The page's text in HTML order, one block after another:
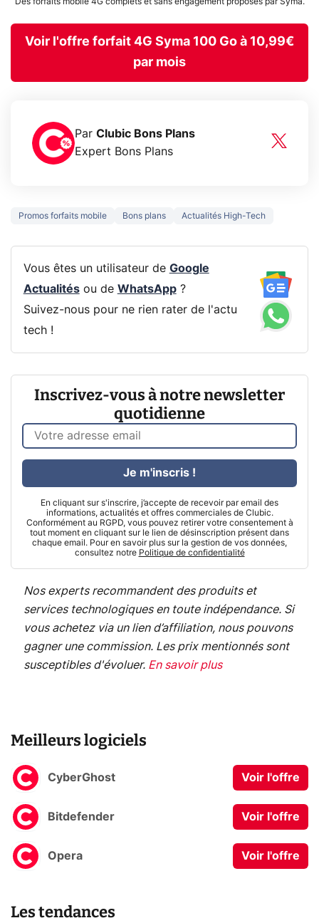
Voir l'offre forfait 4G Syma 100 Go à 10,99€
par mois
Par Clubic Bons Plans
Expert Bons Plans
Promos forfaits mobile Bons plans Actualités High-Tech
Vous êtes un utilisateur de Google
Actualitésou de WhatsApp?
Suivez-nous pour ne rien rater de l'actu
tech !
Inscrivez-vous à notre newsletter
quotidienne
En cliquant sur s'inscrire, j’accepte de recevoir par email des
informations, actualités et offres commerciales de Clubic.
Conformément au RGPD, vous pouvez retirer votre consentement à
tout moment en cliquant sur le lien de désinscription présent dans
chaque email. Pour en savoir plus sur la gestion de vos données,
consultez notre Politique de confidentialité
Je m'inscris !
Nos experts recommandent des produits et
services technologiques en toute indépendance. Si
vous achetez via un lien d’affiliation, nous pouvons
gagner une commission. Les prix mentionnés sont
susceptibles d'évoluer. En savoir plus
Meilleurs logiciels
CyberGhost Voir l'offre
Bitdefender Voir l'offre
Opera Voir l'offre
Les tendances